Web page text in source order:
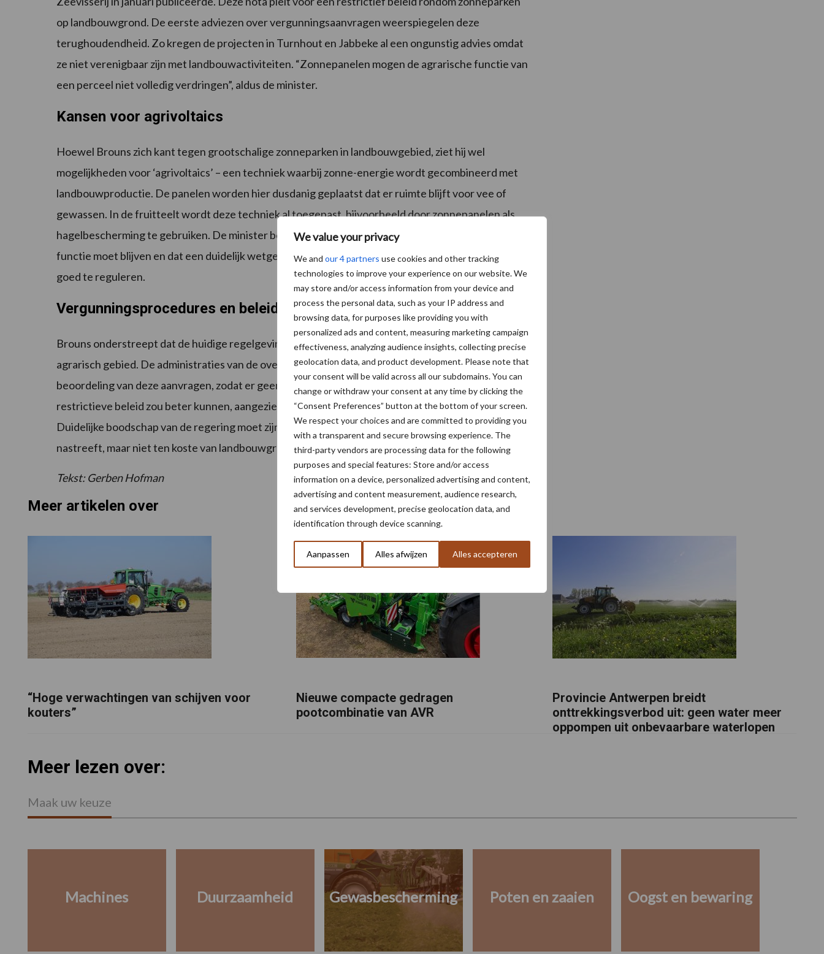
We value your privacy
We and our 4 partners use cookies and other tracking
technologies to improve your experience on our website. We
may store and/or access information from your device and
process the personal data, such as your IP address and
browsing data, for purposes like providing you with
personalized ads and content, measuring marketing campaign
effectiveness, analyzing audience insights, collecting precise
geolocation data, and product development. Please note that
your consent will be valid across all our subdomains. You can
change or withdraw your consent at any time by clicking the
“Consent Preferences” button at the bottom of your screen.
We respect your choices and are committed to providing you
with a transparent and secure browsing experience. The
third-party vendors are processing data for the following
purposes and special features: Store and/or access
information on a device, personalized advertising and content,
advertising and content measurement, audience research,
and services development, precise geolocation data, and
identification through device scanning.
Aanpassen Alles afwijzen Alles accepteren
op landbouwgrond. De eerste adviezen over vergunningsaanvragen weerspiegelen deze
terughoudendheid. Zo kregen de projecten in Turnhout en Jabbeke al een ongunstig advies omdat
ze niet verenigbaar zijn met landbouwactiviteiten. “Zonnepanelen mogen de agrarische functie van
een perceel niet volledig verdringen”, aldus de minister.
Kansen voor agrivoltaics
Hoewel Brouns zich kant tegen grootschalige zonneparken in landbouwgebied, ziet hij wel
mogelijkheden voor ‘agrivoltaics’ – een techniek waarbij zonne-energie wordt gecombineerd met
landbouwproductie. De panelen worden hier dusdanig geplaatst dat er ruimte blijft voor vee of
gewassen. In de fruitteelt wordt deze techniek al toegepast, bijvoorbeeld door zonnepanelen als
hagelbescherming te gebruiken. De minister benadrukt echter dat landbouw altijd de primaire
functie moet blijven en dat een duidelijk wetgevend kader nodig is om deze vorm van zonne-energie
goed te reguleren.
Vergunningsprocedures en beleidskader
Brouns onderstreept dat de huidige regelgeving strikte voorwaarden stelt aan zonneparken in
agrarisch gebied. De administraties van de overheid ondersteunen vergunningverleners bij de
beoordeling van deze aanvragen, zodat er geen willekeur ontstaat. De communicatie over het
restrictieve beleid zou beter kunnen, aangezien er nog steeds veel aanvragen binnenkomen.
Duidelijke boodschap van de regering moet zijn dat Vlaanderen een duurzame energietransitie
nastreeft, maar niet ten koste van landbouwgrond.
Tekst: Gerben Hofman
Meer artikelen over
“Hoge verwachtingen van schijven voor
kouters”
Nieuwe compacte gedragen
pootcombinatie van AVR
Provincie Antwerpen breidt
onttrekkingsverbod uit: geen water meer
oppompen uit onbevaarbare waterlopen
Meer lezen over:
Maak uw keuze
Machines Duurzaamheid Gewasbescherming Poten en zaaien Oogst en bewaring